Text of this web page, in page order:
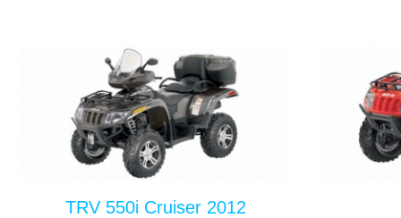
TRV 550i Cruiser 2012